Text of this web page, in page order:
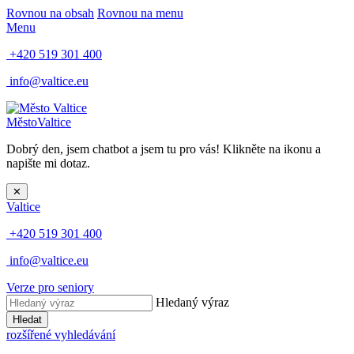
Rovnou na obsah Rovnou na menu
Menu
+420 519 301 400
info@valtice.eu
MěstoValtice
Dobrý den, jsem chatbot a jsem tu pro vás! Klikněte na ikonu a
napište mi dotaz.
✕
Valtice
+420 519 301 400
info@valtice.eu
Verze pro seniory
Hledaný výraz
Hledat
rozšířené vyhledávání